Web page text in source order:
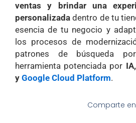
ventas y brindar una
personalizada dentro de tu
esencia de tu negocio y
los procesos de
patrones de búsqueda
herramienta potenciada por
y Google Cloud Platform.
Comparte